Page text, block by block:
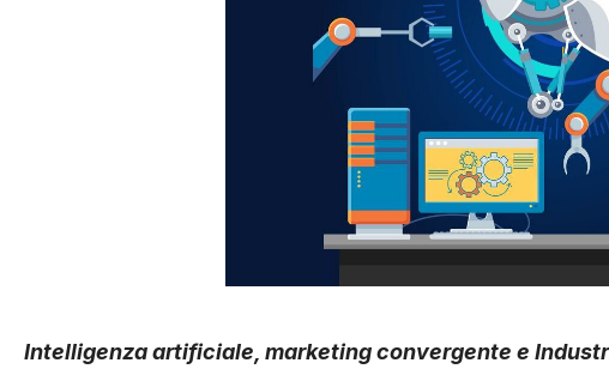
Intelligenza artificiale, marketing convergente e